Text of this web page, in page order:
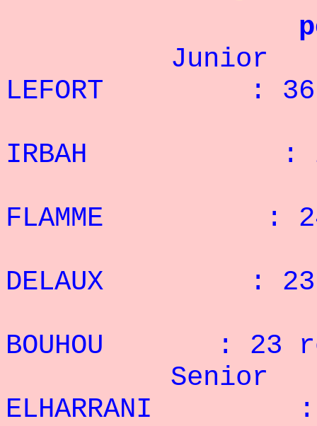
Junior :
LEFORT : 36
IRBAH : 26
FLAMME : 24
DELAUX : 23
BOUHOU : 23
Senior
ELHARRANI :